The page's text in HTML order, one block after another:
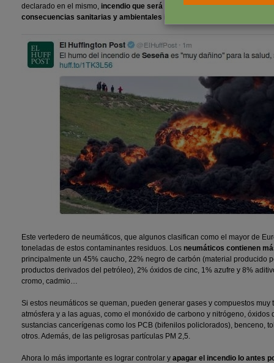
declarado en el mismo, incendio que será muy complicado extinguir, y
consecuencias sanitarias y ambientales
Este vertedero de neumáticos, que algunos clasifican como el mayor de
toneladas de estos contaminantes residuos. Los neumáticos contienen
principalmente un 45% caucho, 22% negro de carbón (material producido
productos derivados del petróleo), 2% óxidos de cinc, 1% azufre y 8%
cromo, cadmio…
Si estos neumáticos se queman, pueden generar gases y compuestos muy
atmósfera y a las aguas, como el monóxido de carbono y nitrógeno, óxidos
sustancias cancerígenas como los PCB (bifenilos policlorados), benceno,
otros. Además, de las peligrosas partículas PM 2,5.
Ahora lo más importante es lograr controlar y apagar el incendio lo antes